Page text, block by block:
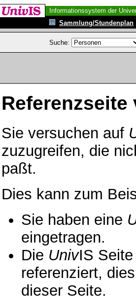
Informationssystem der
Sammlung/Stundenplan
Suche:
Referenzseite
Sie versuchen auf
zuzugreifen, die
paßt.
Dies kann zum
Sie haben eine
eingetragen.
Die UnivIS
referenziert,
dieser Seite.